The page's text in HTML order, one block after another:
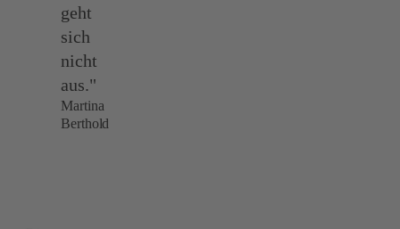
geht
sich
nicht
aus."
Martina
Berthold